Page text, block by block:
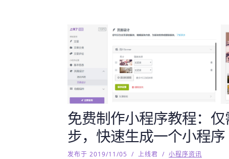
免费制作小程序教程：仅
步，快速生成一个小程序
发布于 2019/11/05 / 上线君 / 小程序资讯